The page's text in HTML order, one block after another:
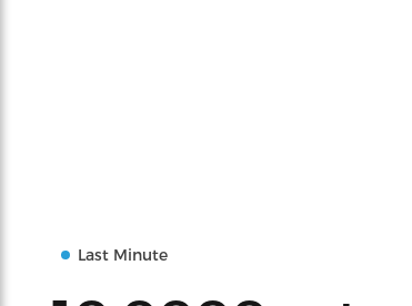
Last Minute